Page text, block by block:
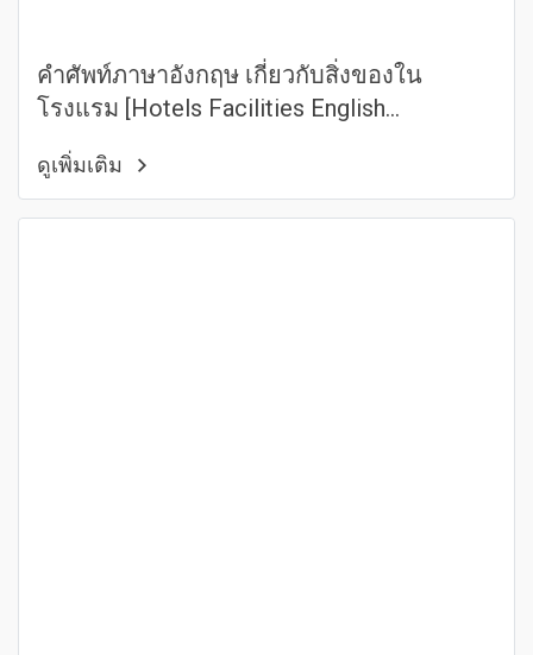
คำศัพท์ภาษาอังกฤษ เกี่ยวกับสิ่งของใน
โรงแรม [Hotels Facilities English
ดูเพิ่มเติม